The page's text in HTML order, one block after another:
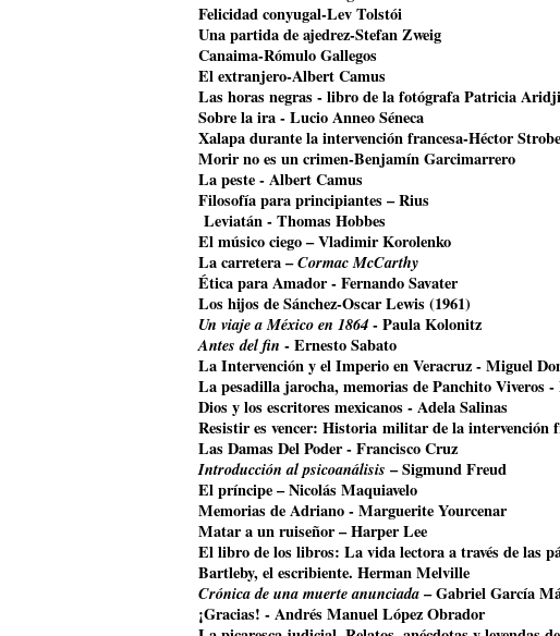
Felicidad conyugal-Lev Tolstói
Una partida de ajedrez-Stefan Zweig
Canaima-Rómulo Gallegos
El extranjero-Albert Camus
Las horas negras - libro de la fotógrafa Patricia
Sobre la ira - Lucio Anneo Séneca
Xalapa durante la intervención francesa-Héctor
Morir no es un crimen-Benjamín Garcimarrero
La peste - Albert Camus
Filosofía para principiantes – Rius
Leviatán - Thomas Hobbes
El músico ciego – Vladimir Korolenko
La carretera –Cormac McCarthy
Ética para Amador - Fernando Savater
Los hijos de Sánchez-Oscar Lewis (1961)
Un viaje a México en 1864- Paula Kolonitz
Antes del fin - Ernesto Sabato
La Intervención y el Imperio en Veracruz - Miguel
La pesadilla jarocha, memorias de Panchito Viveros
Dios y los escritores mexicanos - Adela Salinas
Resistir es vencer: Historia militar de la intervención
Las Damas Del Poder - Francisco Cruz
Introducción al psicoanálisis – Sigmund Freud
El príncipe – Nicolás Maquiavelo
Memorias de Adriano - Marguerite Yourcenar
Matar a un ruiseñor – Harper Lee
El libro de los libros: La vida lectora a través de las
Bartleby, el escribiente. Herman Melville
Crónica de una muerte anunciada– Gabriel García
¡Gracias! - Andrés Manuel López Obrador